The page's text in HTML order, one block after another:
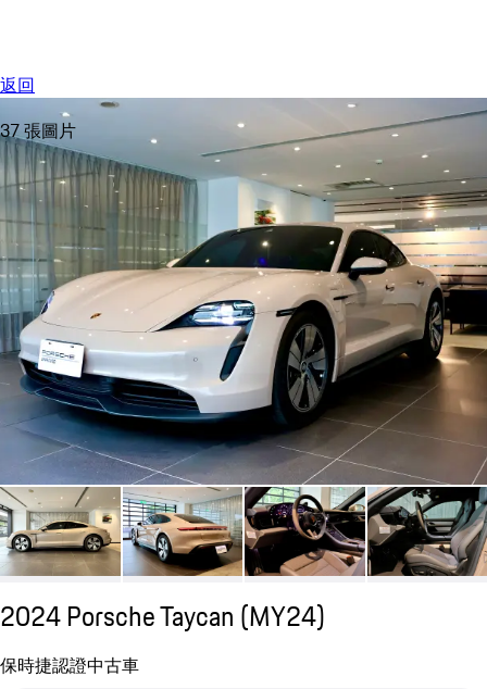
返回
37 張圖片
2024 Porsche Taycan (MY24)
保時捷認證中古車